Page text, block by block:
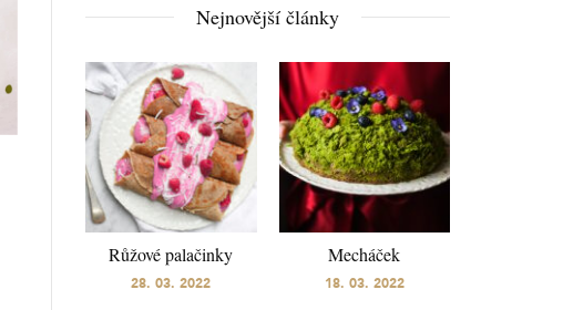
Nejnovější články
Růžové palačinky
28. 03. 2022
Mecháček
18. 03. 2022